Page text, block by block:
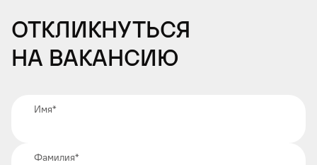
Откликнуться
на вакансию
Имя*
Фамилия*